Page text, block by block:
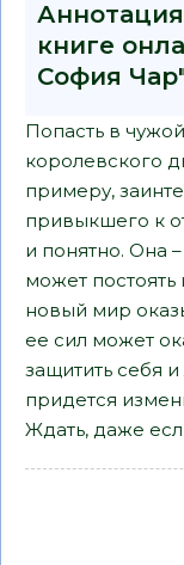
книге
София
Попасть в
королевского
примеру,
привыкшего к
и понятно. Она
может постоять
новый мир
ее сил может
защитить себя
придется
Ждать, даже